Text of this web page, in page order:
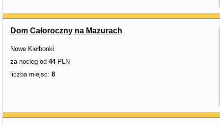
Dom Całoroczny na Mazurach
Nowe Kiełbonki
za nocleg od 44PLN
liczba miejsc: 8